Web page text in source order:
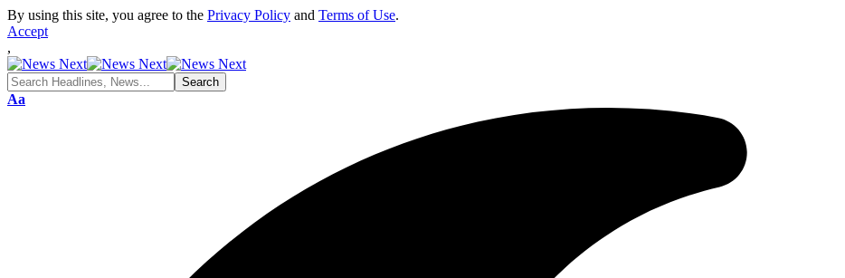
By using this site, you agree to the Privacy Policy and Terms of Use.
Accept
,
Font
Aa